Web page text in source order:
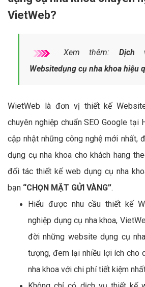
VietWeb?
Xem thêm: Dịch
Websitedụng cụ nha khoa hiệu
WietWeb là đơn vị thiết kế
chuyên nghiệp chuẩn SEO Google tại
cập nhật những công nghệ mới nhất,
dụng cụ nha khoa cho khách hang
đối tác thiết kế web dụng cụ nha
bạn “CHỌN MẶT GỬI VÀNG”.
Hiểu được nhu cầu thiết kế
nghiệp dụng cụ nha khoa,
đời những website dụng cụ
tượng, đem lại nhiều lợi ích cho
nha khoa với chi phí tiết kiệm